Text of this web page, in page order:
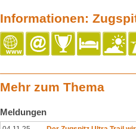
Informationen:
Mehr zum Thema
Meldungen